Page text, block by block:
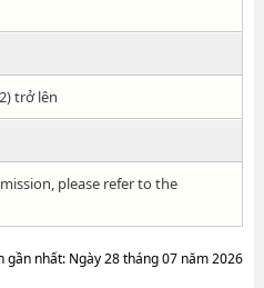
trở lên
please refer to the
gần nhất: Ngày 28 tháng 07 năm 2026